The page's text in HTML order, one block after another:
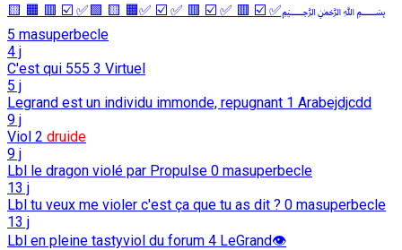
﷽✅ ☑️ 🟥 ✅ ☑️ 🟥 ✅ ☑️ ✅🟧 🟨 🟩✅ ☑️ 🟥 🟧 🟨
masuperbecle
4 j
C'est qui 555 3 Virtuel
5 j
Legrand est un individu immonde, repugnant 1 Arabejdjcdd
9 j
Viol 2 druide
9 j
Lbl le dragon violé par Propulse 0 masuperbecle
13 j
Lbl tu veux me violer c'est ça que tu as dit ? 0 masuperbecle
13 j
Lbl en pleine tastyviol du forum 4 LeGrand👁️